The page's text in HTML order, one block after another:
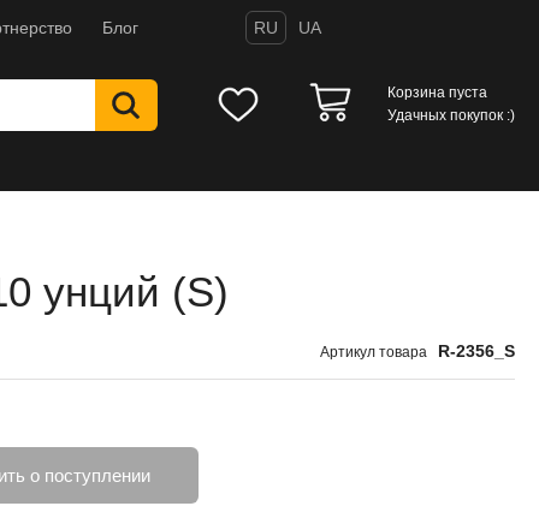
Блог RU UA
Корзина пуста
Удачных покупок :)
унций (S)
Артикул товара R-2356_S
о поступлении